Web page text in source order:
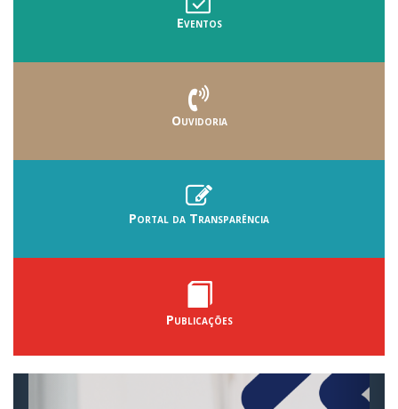
Eventos
Ouvidoria
Portal da Transparência
Publicações